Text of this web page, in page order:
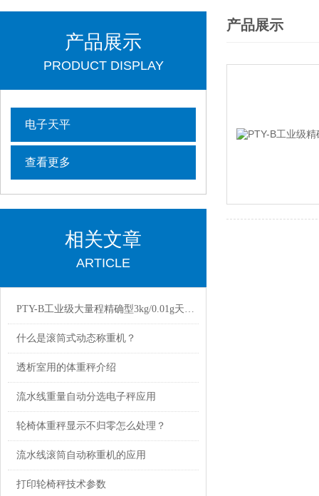
产品展示
PRODUCT DISPLAY
电子天平
查看更多
相关文章
ARTICLE
PTY-B工业级大量程精确型3kg/0.01g天平应用
什么是滚筒式动态称重机？
透析室用的体重秤介绍
流水线重量自动分选电子秤应用
轮椅体重秤显示不归零怎么处理？
流水线滚筒自动称重机的应用
打印轮椅秤技术参数
产品展示